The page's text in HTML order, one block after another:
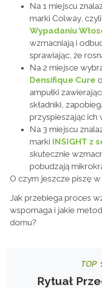
Na 1 miejscu
marki Colway, czyli
Wypadaniu
wzmacniają i
sprawiając, że
Na 2 miejsce
Densifique Cure
ampułki
składniki,
przyspieszając ich
Na 3 miejscu
marki INSIGHT z
skutecznie
pobudzają
O czym jeszcze piszę
Jak przebiega proces
wspomaga i jakie
domu?
TOP
Rytuał